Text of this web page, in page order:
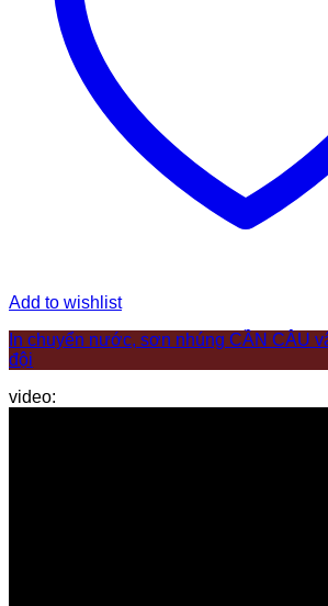
Add to wishlist
In chuyển nước, sơn nhúng CẦN CÂU
đội
video: